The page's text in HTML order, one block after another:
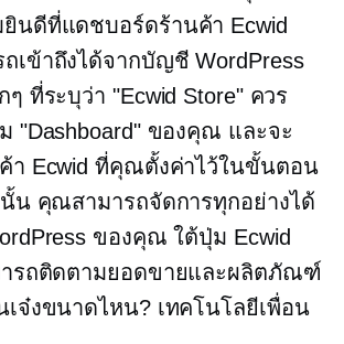
นดีที่แดชบอร์ดร้านค้า Ecwid
เข้าถึงได้จากบัญชี WordPress
ที่ระบุว่า "Ecwid Store" ควร
"Dashboard" ของคุณ และจะ
า Ecwid ที่คุณตั้งค่าไว้ในขั้นตอน
น คุณสามารถจัดการทุกอย่างได้
ของคุณ ใต้ปุ่ม Ecwid
รถติดตามยอดขายและผลิตภัณฑ์
จ๋งขนาดไหน? เทคโนโลยีเพื่อน